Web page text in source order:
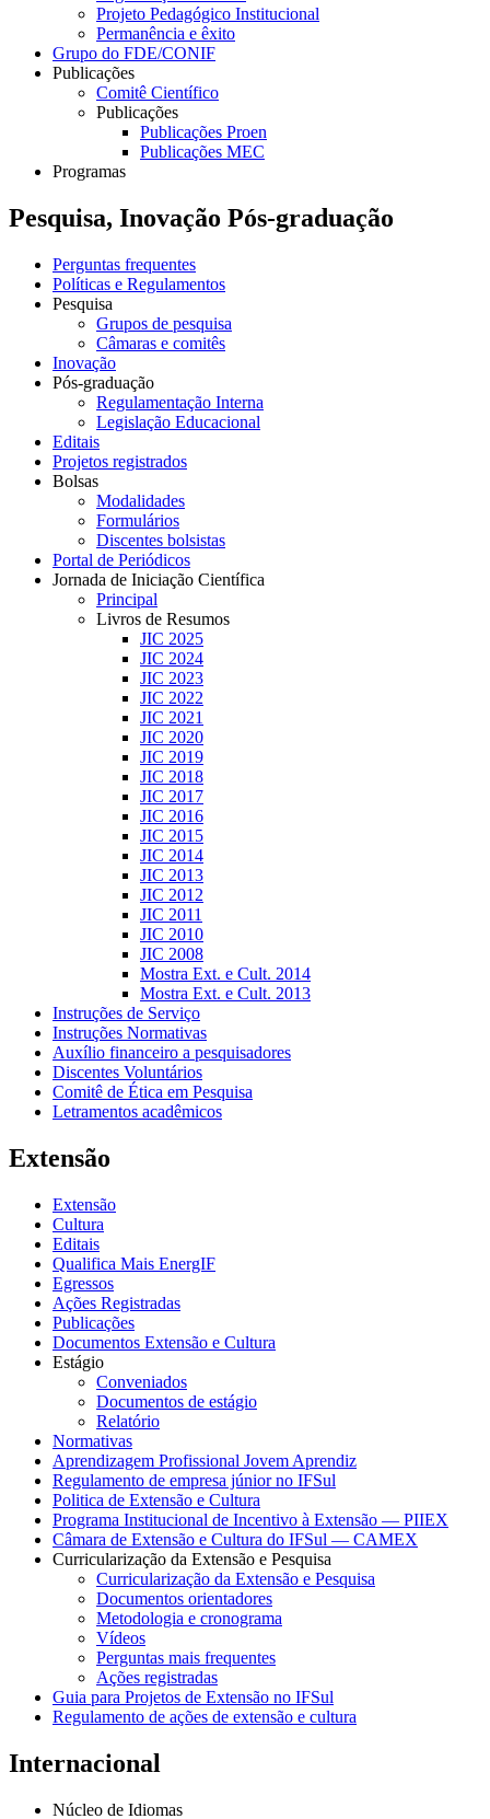
Projeto Pedagógico Institucional
Permanência e êxito
Grupo do FDE/CONIF
Publicações
Comitê Científico
Publicações
Publicações Proen
Publicações MEC
Programas
Pesquisa, Inovação Pós-graduação
Perguntas frequentes
Políticas e Regulamentos
Pesquisa
Grupos de pesquisa
Câmaras e comitês
Inovação
Pós-graduação
Regulamentação Interna
Legislação Educacional
Editais
Projetos registrados
Bolsas
Modalidades
Formulários
Discentes bolsistas
Portal de Periódicos
Jornada de Iniciação Científica
Principal
Livros de Resumos
JIC 2025
JIC 2024
JIC 2023
JIC 2022
JIC 2021
JIC 2020
JIC 2019
JIC 2018
JIC 2017
JIC 2016
JIC 2015
JIC 2014
JIC 2013
JIC 2012
JIC 2011
JIC 2010
JIC 2008
Mostra Ext. e Cult. 2014
Mostra Ext. e Cult. 2013
Instruções de Serviço
Instruções Normativas
Auxílio financeiro a pesquisadores
Discentes Voluntários
Comitê de Ética em Pesquisa
Letramentos acadêmicos
Extensão
Extensão
Cultura
Editais
Qualifica Mais EnergIF
Egressos
Ações Registradas
Publicações
Documentos Extensão e Cultura
Estágio
Conveniados
Documentos de estágio
Relatório
Normativas
Aprendizagem Profissional Jovem Aprendiz
Regulamento de empresa júnior no IFSul
Politica de Extensão e Cultura
Programa Institucional de Incentivo à Extensão — PIIEX
Câmara de Extensão e Cultura do IFSul — CAMEX
Curricularização da Extensão e Pesquisa
Curricularização da Extensão e Pesquisa
Documentos orientadores
Metodologia e cronograma
Vídeos
Perguntas mais frequentes
Ações registradas
Guia para Projetos de Extensão no IFSul
Regulamento de ações de extensão e cultura
Internacional
Núcleo de Idiomas